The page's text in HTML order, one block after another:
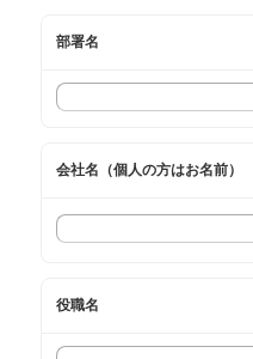
部署名
会社名（個人の方はお名前）
役職名